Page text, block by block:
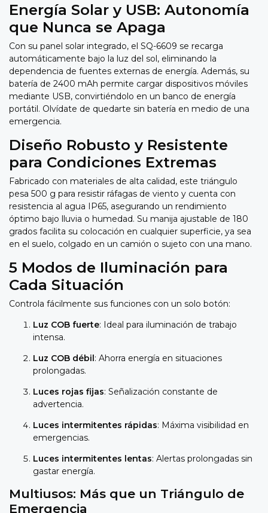
Energía Solar y USB: Autonomía
que Nunca se Apaga
Con su panel solar integrado, el SQ-6609 se recarga
automáticamente bajo la luz del sol, eliminando la
dependencia de fuentes externas de energía. Además, su
batería de 2400 mAh permite cargar dispositivos móviles
mediante USB, convirtiéndolo en un banco de energía
portátil. Olvídate de quedarte sin batería en medio de una
emergencia.
Diseño Robusto y Resistente
para Condiciones Extremas
Fabricado con materiales de alta calidad, este triángulo
pesa 500 g para resistir ráfagas de viento y cuenta con
resistencia al agua IP65, asegurando un rendimiento
óptimo bajo lluvia o humedad. Su manija ajustable de 180
grados facilita su colocación en cualquier superficie, ya sea
en el suelo, colgado en un camión o sujeto con una mano.
5 Modos de Iluminación para
Cada Situación
Controla fácilmente sus funciones con un solo botón:
Luz COB fuerte: Ideal para iluminación de trabajo
intensa.
Luz COB débil : Ahorra energía en situaciones
prolongadas.
Luces rojas fijas: Señalización constante de
advertencia.
Luces intermitentes rápidas: Máxima visibilidad en
emergencias.
Luces intermitentes lentas: Alertas prolongadas sin
gastar energía.
Multiusos: Más que un Triángulo de
Emergencia